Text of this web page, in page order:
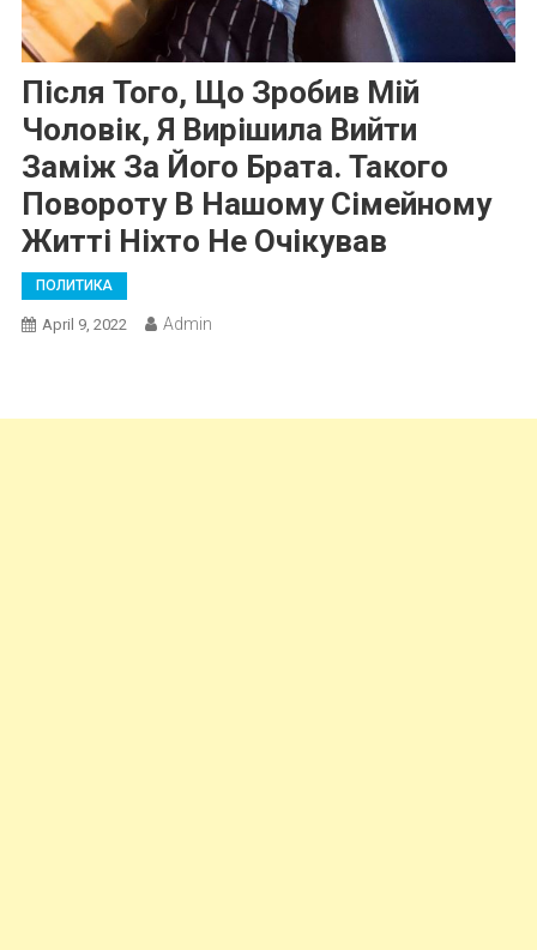
Після Того, Що Зробив Мій
Чоловік, Я Вирішила Вийти
Заміж За Його Брата. Такого
Повороту В Нашому Сімейному
Житті Ніхто Не Очікував
ПОЛИТИКА
April 9, 2022 Admin